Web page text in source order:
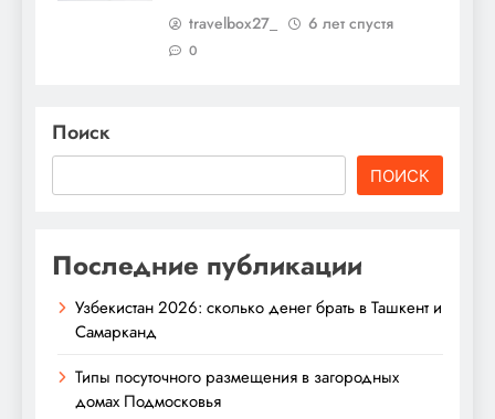
travelbox27_ 6 лет спустя
0
Поиск
ПОИСК
Последние публикации
Узбекистан 2026: сколько денег брать в Ташкент и
Самарканд
Типы посуточного размещения в загородных
домах Подмосковья